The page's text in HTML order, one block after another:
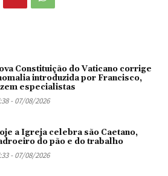
Constituição do Vaticano corrige
introduzida por Francisco,
especialistas
- 07/08/2026
a Igreja celebra são Caetano,
do pão e do trabalho
- 07/08/2026